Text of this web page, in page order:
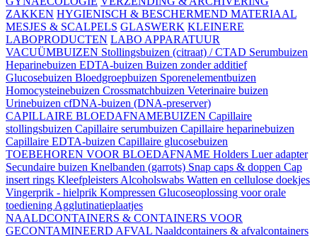
ZAKKEN HYGIENISCH & BESCHERMEND MATERIAAL
MESJES & SCALPELS GLASWERK KLEINERE
LABOPRODUCTEN LABO APPARATUUR
VACUÜMBUIZEN Stollingsbuizen (citraat) / CTAD Serumbuizen
Heparinebuizen EDTA-buizen Buizen zonder additief
Glucosebuizen Bloedgroepbuizen Sporenelementbuizen
Homocysteinebuizen Crossmatchbuizen Veterinaire buizen
Urinebuizen cfDNA-buizen (DNA-preserver)
CAPILLAIRE BLOEDAFNAMEBUIZEN Capillaire
stollingsbuizen Capillaire serumbuizen Capillaire heparinebuizen
Capillaire EDTA-buizen Capillaire glucosebuizen
TOEBEHOREN VOOR BLOEDAFNAME Holders Luer adapter
Secundaire buizen Knelbanden (garrots) Snap caps & doppen Cap
insert rings Kleefpleisters Alcoholswabs Watten en cellulose doekjes
Vingerprik - hielprik Kompressen Glucoseoplossing voor orale
toediening Agglutinatieplaatjes
NAALDCONTAINERS & CONTAINERS VOOR
GECONTAMINEERD AFVAL Naaldcontainers & afvalcontainers